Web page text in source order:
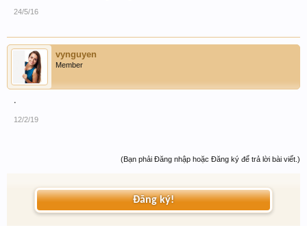
24/5/16
vynguyen
Member
.
12/2/19
(Bạn phải Đăng nhập hoặc Đăng ký để trả lời bài viết.)
Đăng ký!